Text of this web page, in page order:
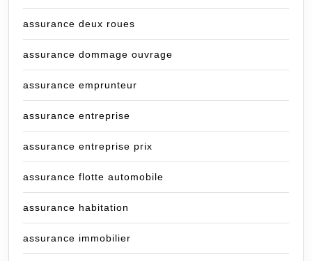
assurance deux roues
assurance dommage ouvrage
assurance emprunteur
assurance entreprise
assurance entreprise prix
assurance flotte automobile
assurance habitation
assurance immobilier